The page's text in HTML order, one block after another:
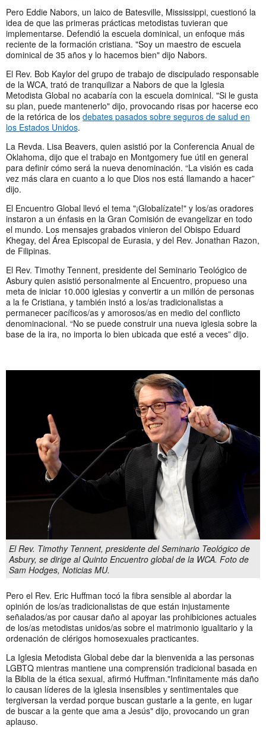
Pero Eddie Nabors, un laico de Batesville, Mississippi, cuestionó la
idea de que las primeras prácticas metodistas tuvieran que
implementarse. Defendió la escuela dominical, un enfoque más
reciente de la formación cristiana. "Soy un maestro de escuela
dominical de 35 años y lo hacemos bien" dijo Nabors.
El Rev. Bob Kaylor del grupo de trabajo de discipulado responsable
de la WCA, trató de tranquilizar a Nabors de que la Iglesia
Metodista Global no acabaría con la escuela dominical. "Si le gusta
su plan, puede mantenerlo" dijo, provocando risas por hacerse eco
de la retórica de los debates pasados sobre seguros de salud en
los Estados Unidos.
La Revda. Lisa Beavers, quien asistió por la Conferencia Anual de
Oklahoma, dijo que el trabajo en Montgomery fue útil en general
para definir cómo será la nueva denominación. “La visión es cada
vez más clara en cuanto a lo que Dios nos está llamando a hacer”
dijo.
El Encuentro Global llevó el tema "¡Globalízate!" y los/as oradores
instaron a un énfasis en la Gran Comisión de evangelizar en todo
el mundo. Los mensajes grabados vinieron del Obispo Eduard
Khegay, del Área Episcopal de Eurasia, y del Rev. Jonathan Razon,
de Filipinas.
El Rev. Timothy Tennent, presidente del Seminario Teológico de
Asbury quien asistió personalmente al Encuentro, propueso una
meta de iniciar 10.000 iglesias y convertir a un millón de personas
a la fe Cristiana, y también instó a los/as tradicionalistas a
permanecer pacíficos/as y amorosos/as en medio del conflicto
denominacional. “No se puede construir una nueva iglesia sobre la
base de la ira, no importa lo bien ubicada que esté a veces” dijo.
El Rev. Timothy Tennent, presidente del Seminario Teológico de
Asbury, se dirige al Quinto Encuentro global de la WCA. Foto de
Sam Hodges, Noticias MU.
Pero el Rev. Eric Huffman tocó la fibra sensible al abordar la
opinión de los/as tradicionalistas de que están injustamente
señalados/as por causar daño al apoyar las prohibiciones actuales
de los/as metodistas unidos/as sobre el matrimonio igualitario y la
ordenación de clérigos homosexuales practicantes.
La Iglesia Metodista Global debe dar la bienvenida a las personas
LGBTQ mientras mantiene una comprensión tradicional basada en
la Biblia de la ética sexual, afirmó Huffman."Infinitamente más daño
lo causan líderes de la iglesia insensibles y sentimentales que
tergiversan la verdad porque buscan gustarle a la gente, en lugar
de buscar a la gente que ama a Jesús" dijo, provocando un gran
aplauso.